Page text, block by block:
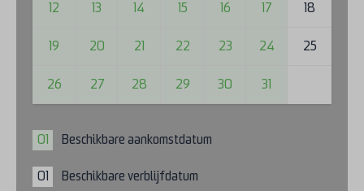
12 13 14 15 16 17 18
19 20 21 22 23 24 25
26 27 28 29 30 31
01 Beschikbare aankomstdatum
01 Beschikbare verblijfdatum